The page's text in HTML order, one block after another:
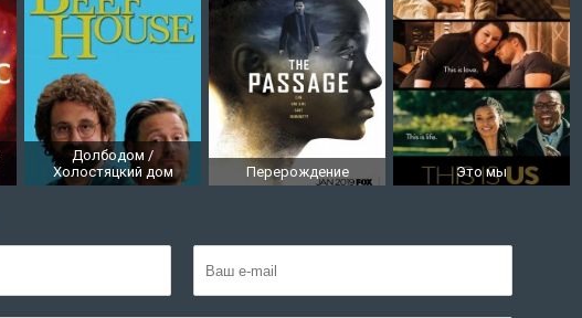
Долбодом /
Холостяцкий дом
Перерождение Это мы